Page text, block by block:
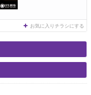
お気に入りチラシにする